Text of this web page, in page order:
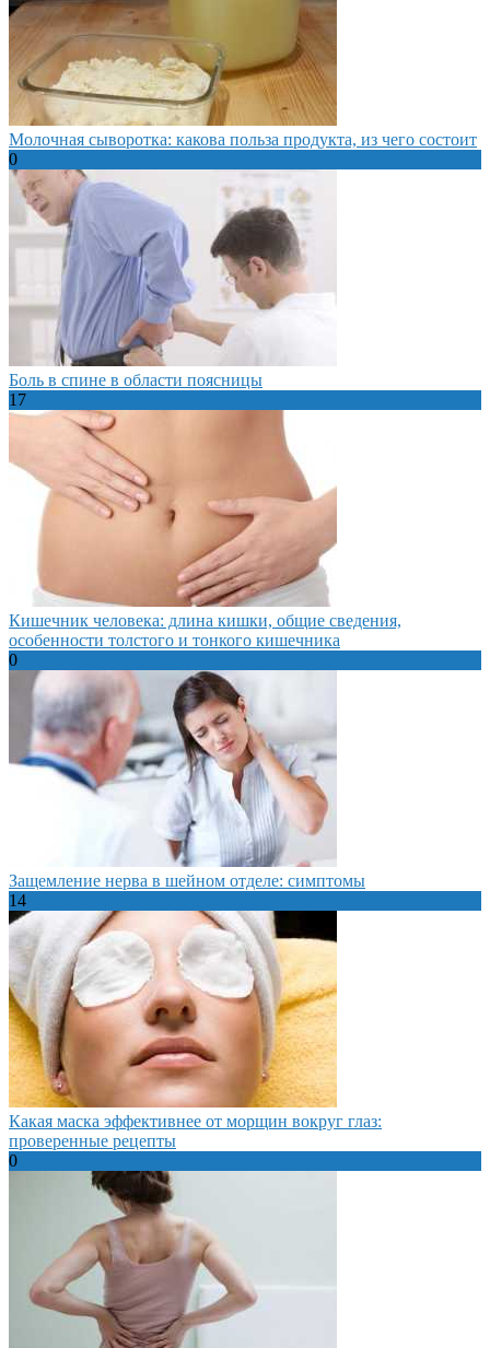
Молочная сыворотка: какова польза продукта, из чего состоит
0
Боль в спине в области поясницы
17
Кишечник человека: длина кишки, общие сведения,
особенности толстого и тонкого кишечника
0
Защемление нерва в шейном отделе: симптомы
14
Какая маска эффективнее от морщин вокруг глаз:
проверенные рецепты
0